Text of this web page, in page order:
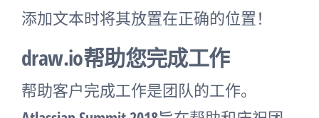
添加文本时将其放置在正确的位置！
draw.io帮助您完成工作
帮助客户完成工作是团队的工作。